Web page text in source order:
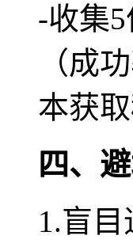
-收集
（成
本获取
四、
1.盲